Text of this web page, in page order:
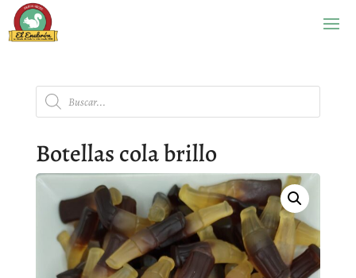
Búsqueda
de
productos
Botellas cola brillo